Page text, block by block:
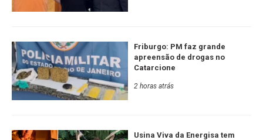
Friburgo: PM faz grande
apreensão de drogas no
Catarcione
2 horas atrás
Usina Viva da Energisa tem